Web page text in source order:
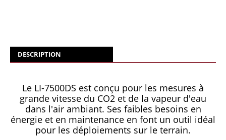
DESCRIPTION
Le LI-7500DS est conçu pour les mesures à
grande vitesse du CO2 et de la vapeur d'eau
dans l'air ambiant. Ses faibles besoins en
énergie et en maintenance en font un outil idéal
pour les déploiements sur le terrain.